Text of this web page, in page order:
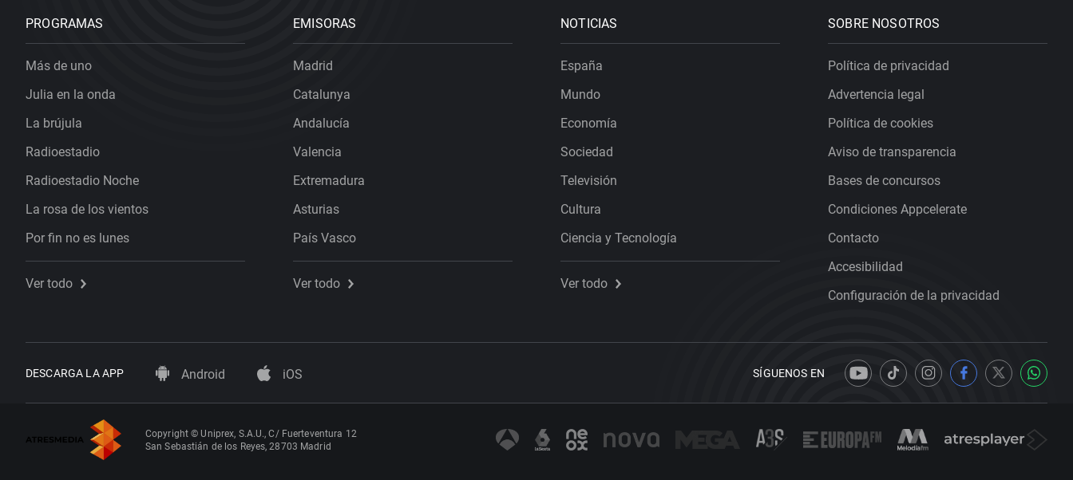
PROGRAMAS
Más de uno
Julia en la onda
La brújula
Radioestadio
Radioestadio Noche
La rosa de los vientos
Por fin no es lunes
Ver todo
EMISORAS
Madrid
Catalunya
Andalucía
Valencia
Extremadura
Asturias
País Vasco
Ver todo
NOTICIAS
España
Mundo
Economía
Sociedad
Televisión
Cultura
Ciencia y Tecnología
Ver todo
SOBRE NOSOTROS
Política de privacidad
Advertencia legal
Política de cookies
Aviso de transparencia
Bases de concursos
Condiciones Appcelerate
Contacto
Accesibilidad
Configuración de la privacidad
DESCARGA LA APP Android iOS SÍGUENOS EN
Copyright © Uniprex, S.A.U., C/ Fuerteventura 12
San Sebastián de los Reyes, 28703 Madrid